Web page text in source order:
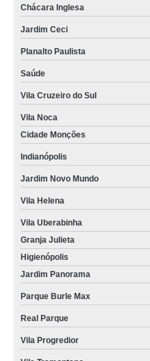
Chácara Inglesa
Jardim Ceci
Planalto Paulista
Saúde
Vila Cruzeiro do Sul
Vila Noca
Cidade Monções
Indianópolis
Jardim Novo Mundo
Vila Helena
Vila Uberabinha
Granja Julieta
Higienópolis
Jardim Panorama
Parque Burle Max
Real Parque
Vila Progredior